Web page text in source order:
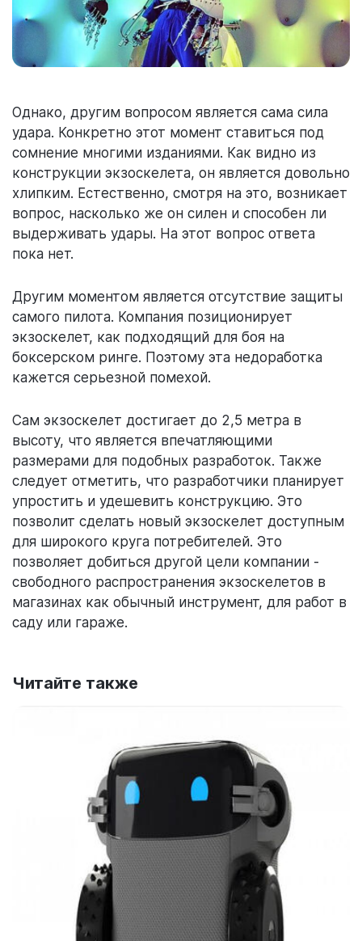
Однако, другим вопросом является сама сила
удара. Конкретно этот момент ставиться под
сомнение многими изданиями. Как видно из
конструкции экзоскелета, он является довольно
хлипким. Естественно, смотря на это, возникает
вопрос, насколько же он силен и способен ли
выдерживать удары. На этот вопрос ответа
пока нет.
Другим моментом является отсутствие защиты
самого пилота. Компания позиционирует
экзоскелет, как подходящий для боя на
боксерском ринге. Поэтому эта недоработка
кажется серьезной помехой.
Сам экзоскелет достигает до 2,5 метра в
высоту, что является впечатляющими
размерами для подобных разработок. Также
следует отметить, что разработчики планирует
упростить и удешевить конструкцию. Это
позволит сделать новый экзоскелет доступным
для широкого круга потребителей. Это
позволяет добиться другой цели компании -
свободного распространения экзоскелетов в
магазинах как обычный инструмент, для работ в
саду или гараже.
Читайте также